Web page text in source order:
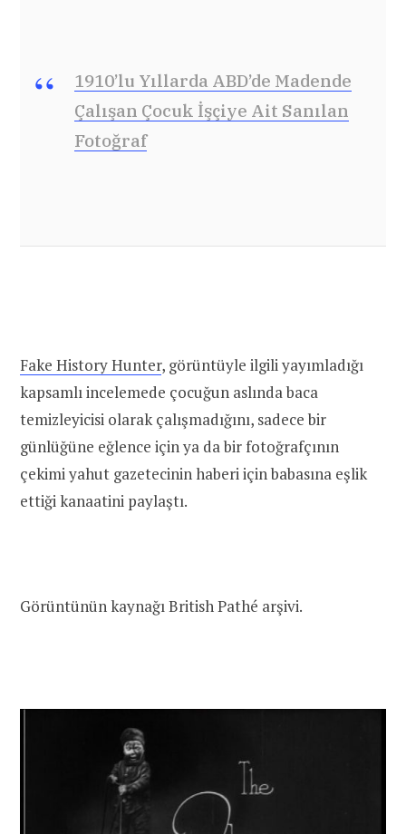
1910’lu Yıllarda ABD’de Madende
Çalışan Çocuk İşçiye Ait Sanılan
Fotoğraf
Fake History Hunter, görüntüyle ilgili yayımladığı
kapsamlı incelemede çocuğun aslında baca
temizleyicisi olarak çalışmadığını, sadece bir
günlüğüne eğlence için ya da bir fotoğrafçının
çekimi yahut gazetecinin haberi için babasına eşlik
ettiği kanaatini paylaştı.
Görüntünün kaynağı British Pathé arşivi.